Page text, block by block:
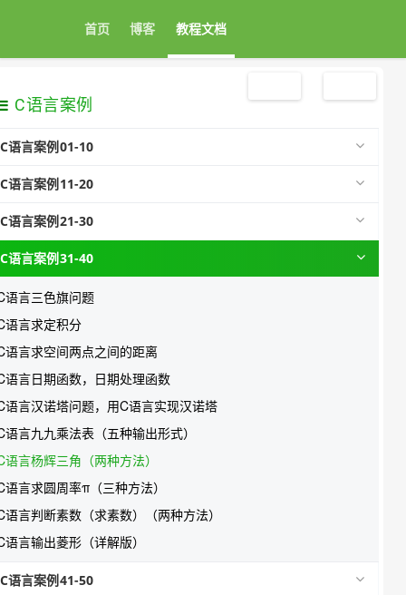
首页 博客 教程文档
C语言案例
C语言案例01-10
C语言案例11-20
C语言案例21-30
C语言案例31-40
语言三色旗问题
语言求定积分
语言求空间两点之间的距离
语言日期函数，日期处理函数
语言汉诺塔问题，用C语言实现汉诺塔
语言九九乘法表（五种输出形式）
语言杨辉三角（两种方法）
语言求圆周率π（三种方法）
语言判断素数（求素数）（两种方法）
语言输出菱形（详解版）
C语言案例41-50